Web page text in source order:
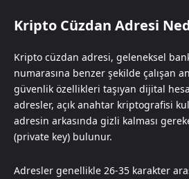
Kripto Cüzdan Adresi
Kripto cüzdan adresi, geleneksel
numarasına benzer şekilde çalışan
güvenlik özellikleri taşıyan dijital
adresler, açık anahtar kriptografisi
adresin arkasında gizli kalması
(private key) bulunur.
Adresler genellikle 26-35 karakter